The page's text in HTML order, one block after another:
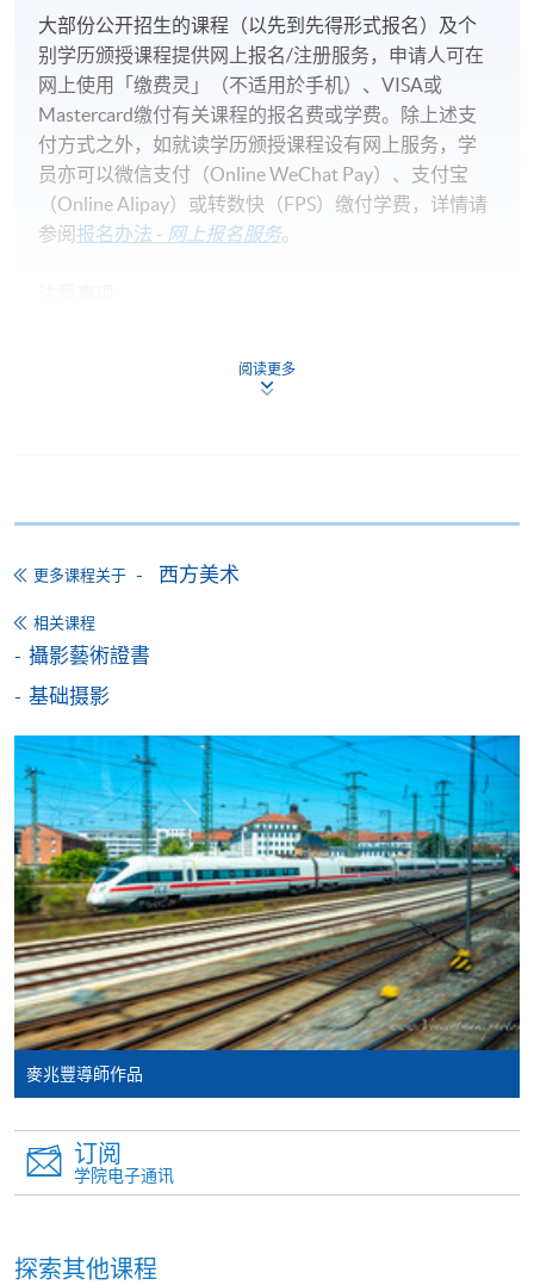
大部份公开招生的课程（以先到先得形式报名）及个
别学历颁授课程提供网上报名/注册服务，申请人可在
网上使用「缴费灵」（不适用於手机）、VISA或
Mastercard缴付有关课程的报名费或学费。除上述支
付方式之外，如就读学历颁授课程设有网上服务，学
员亦可以微信支付（Online WeChat Pay）、支付宝
（Online Alipay）或转数快（FPS）缴付学费，详情请
参阅报名办法 - 网上报名服务。
如报读课程将在五个工作天内开课，为免邮递延误报
而取消）之外，一切已缴费用概不退还。如获学院批
支票或缴费灵（只限网上付款）方式缴交之款项，将
以支票退款；以信用卡缴交之款项，退款将直接退还
到支付款项时使用的信用卡户口。
除本学院网页所列明的学费外，个别课程或有其他额
学费及学额不得转让他人。一经取录，学员不得转读
其他课程，惟学院对特殊情况，可酌情处理。转读申
请一经批准，学员须缴付港币120元手续费。
学院对邮递失误而遗失的支票或本票、付款收据或个
人资料，概不负责。
若学员有意申请付款证明书，请把填妥之申请表、贴
上足够邮资的回邮信封、连同划线支票交回本学院。
每张收据申请费用为港币30 元。支票抬头注明「香
港大学专业进修学院」。
阅读更多
更多课程关于 西方美术
相关课程
攝影藝術證書
基础摄影
麥兆豐導師作品
订阅
学院电子通讯
探索其他课程